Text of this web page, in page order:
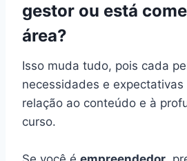
gestor ou está
área?
Isso muda tudo, pois cada
necessidades e
relação ao conteúdo e à
curso.